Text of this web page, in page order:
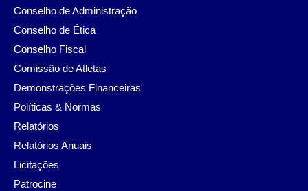
Conselho de Administração
Conselho de Ética
Conselho Fiscal
Comissão de Atletas
Demonstrações Financeiras
Políticas & Normas
Relatórios
Relatórios Anuais
Licitações
Patrocine